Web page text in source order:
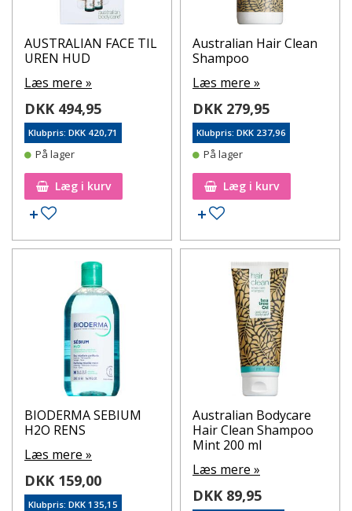
AUSTRALIAN FACE TIL
UREN HUD
Læs mere »
DKK 494,95
Klubpris: DKK 420,71
På lager
Læg i kurv
Tilføj til ønskeseddel
Australian Hair Clean
Shampoo
Læs mere »
DKK 279,95
Klubpris: DKK 237,96
På lager
Læg i kurv
Tilføj til ønskeseddel
BIODERMA SEBIUM
H2O RENS
Læs mere »
DKK 159,00
Klubpris: DKK 135,15
Australian Bodycare
Hair Clean Shampoo
Mint 200 ml
Læs mere »
DKK 89,95